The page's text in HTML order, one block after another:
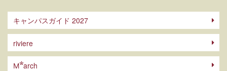
キャンパスガイド 2027
riviere
M arch